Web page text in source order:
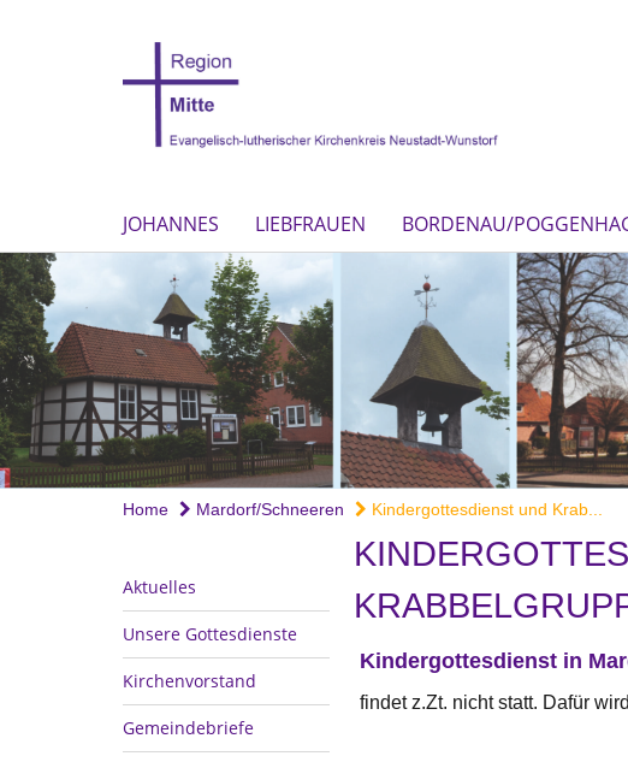
JOHANNES LIEBFRAUEN BORDENAU/
Home Mardorf/Schneeren Kindergottesdienst und Krab...
Aktuelles
Unsere Gottesdienste
Kirchenvorstand
Gemeindebriefe
Kindergottesdienst in
findet z.Zt. nicht statt. Dafür